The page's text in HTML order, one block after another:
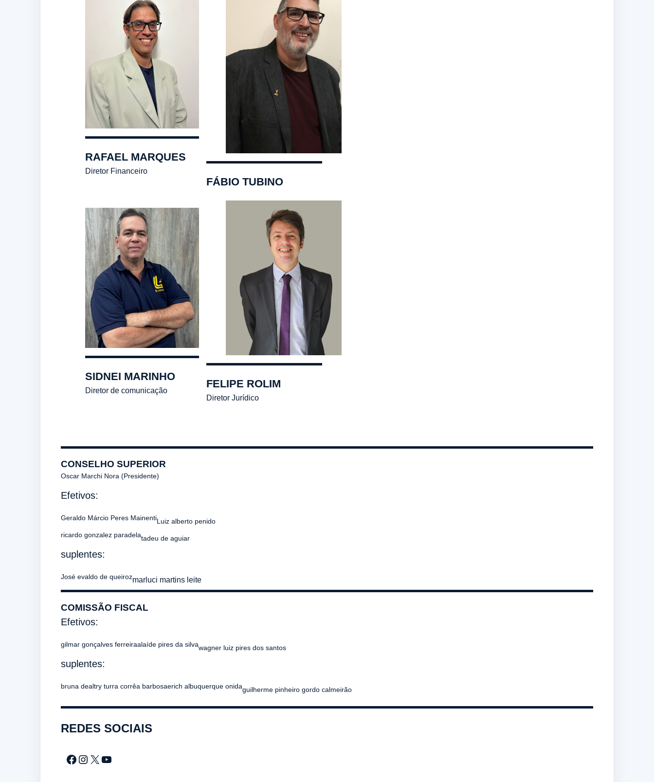
RAFAEL MARQUES
Diretor Financeiro
FÁBIO TUBINO
SIDNEI MARINHO
Diretor de comunicação
FELIPE ROLIM
Diretor Jurídico
CONSELHO SUPERIOR
Oscar Marchi Nora (Presidente)
Efetivos:
Geraldo Márcio Peres MainentiLuiz alberto penido
ricardo gonzalez paradelatadeu de aguiar
suplentes:
José evaldo de queirozmarluci martins leite
COMISSÃO FISCAL
Efetivos:
gilmar gonçalves ferreiraalaíde pires da silvawagner luiz pires dos santos
suplentes:
bruna dealtry turra corrêa barbosaerich albuquerque onidaguilherme pinheiro gordo calmeirão
REDES SOCIAIS